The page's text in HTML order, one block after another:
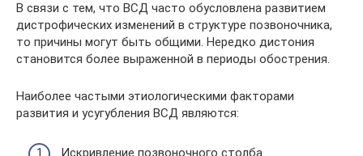
В связи с тем, что ВСД часто обусловлена развитием
дистрофических изменений в структуре позвоночника,
то причины могут быть общими. Нередко дистония
становится более выраженной в периоды обострения.
Наиболее частыми этиологическими факторами
развития и усугубления ВСД являются:
Искривление позвоночного столба.